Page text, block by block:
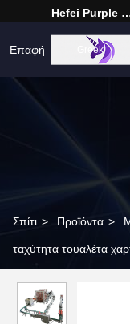
Hefei Purple Horn E-
Επαφή
Greek
Σπίτι > Προϊόντα >
ταχύτητα τουαλέτα